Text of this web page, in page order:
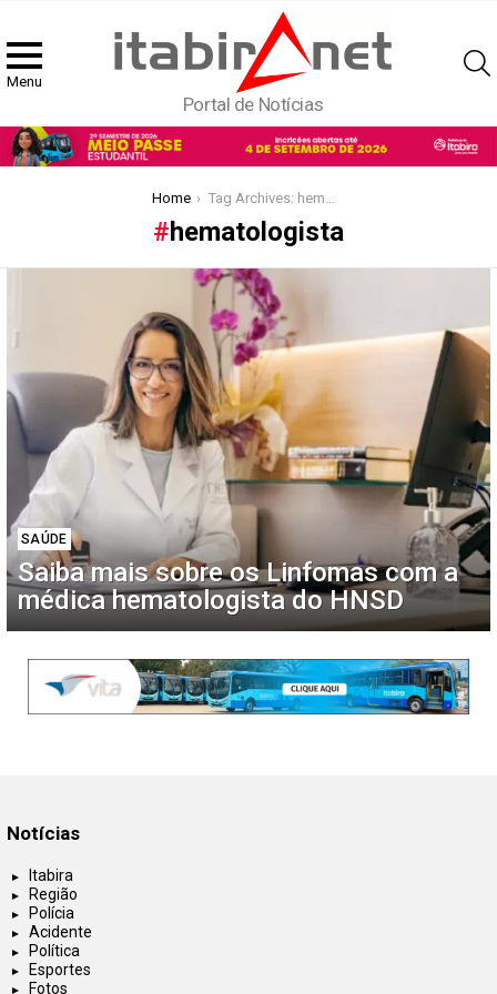
Menu
Portal de Notícias
Home Tag Archives: hematologista
hematologista
SAÚDE
Saiba mais sobre os Linfomas com a
médica hematologista do HNSD
Notícias
Itabira
Região
Polícia
Acidente
Política
Esportes
Fotos